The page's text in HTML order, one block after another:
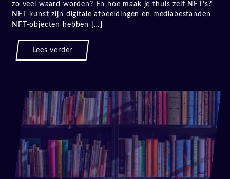
zo veel waard worden? En hoe maak je thuis zelf NFT’s?
NFT-kunst zijn digitale afbeeldingen en mediabestanden
NFT-objecten hebben […]
Lees verder